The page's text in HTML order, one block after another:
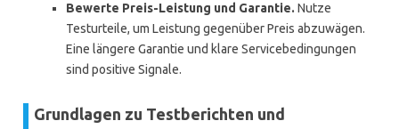
Bewerte Preis-Leistung und Garantie. Nutze
Testurteile, um Leistung gegenüber Preis abzuwägen.
Eine längere Garantie und klare Servicebedingungen
sind positive Signale.
Grundlagen zu Testberichten und